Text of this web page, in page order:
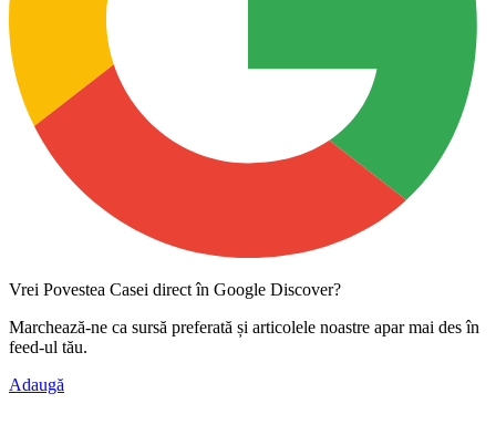
Vrei Povestea Casei direct în Google Discover?
Marchează-ne ca sursă preferată și articolele noastre apar mai des în
feed-ul tău.
Adaugă